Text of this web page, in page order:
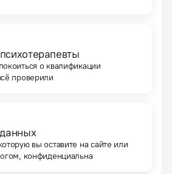
о квалификации
проверили
вы оставите на сайте или
конфиденциальна